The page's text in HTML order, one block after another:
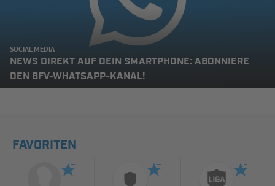
SOCIAL MEDIA
NEWS DIREKT AUF DEIN SMARTPHONE: ABONNIERE
DEN BFV-WHATSAPP-KANAL!
FAVORITEN